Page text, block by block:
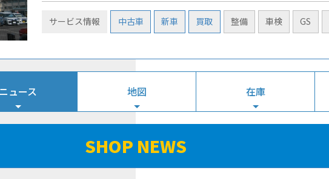
サービス情報 中古車 新車 買取 整備 車検 GS
ュース 地図 在庫
SHOP NEWS